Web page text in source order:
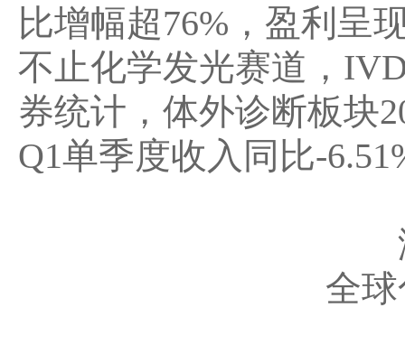
比增幅超76% ，盈利呈
不止化学发光赛道，
券统计，体外诊断板块
Q1单季度收入同比-
全